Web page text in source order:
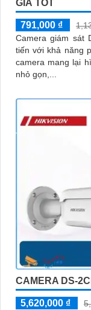
GIÁ TỐT
791,000 ₫
Camera giám sát
tiến với khả năng
camera mang lại
nhỏ gọn,...
CAMERA DS-
5,620,000 ₫